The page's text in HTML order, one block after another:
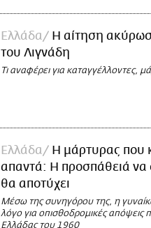
Ελλάδα
Η αίτηση
του Λιγνάδη
Τι αναφέρει για καταγγέλλοντες,
Ελλάδα
Η μάρτυρας που
απαντά: Η προσπάθειά
θα αποτύχει
Μέσω της συνηγόρου της, η
λόγο για οπισθοδρομικές απόψεις
Ελλάδας του 1960